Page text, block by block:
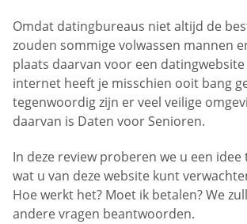
Omdat datingbureaus niet altijd de
zouden sommige volwassen mannen
plaats daarvan voor een
internet heeft je misschien ooit bang
tegenwoordig zijn er veel veilige
daarvan is Daten voor Senioren.
In deze review proberen we u een idee
wat u van deze website kunt
Hoe werkt het? Moet ik betalen? We
andere vragen beantwoorden.